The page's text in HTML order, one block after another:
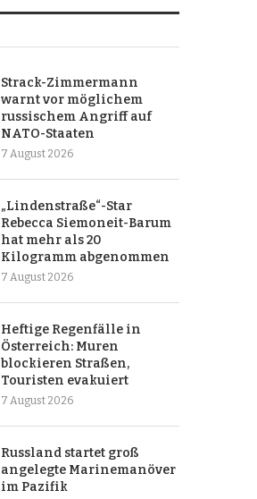
Strack-Zimmermann
warnt vor möglichem
russischem Angriff auf
NATO-Staaten
7 August 2026
„Lindenstraße“-Star
Rebecca Siemoneit-Barum
hat mehr als 20
Kilogramm abgenommen
7 August 2026
Heftige Regenfälle in
Österreich: Muren
blockieren Straßen,
Touristen evakuiert
7 August 2026
Russland startet groß
angelegte Marinemanöver
im Pazifik